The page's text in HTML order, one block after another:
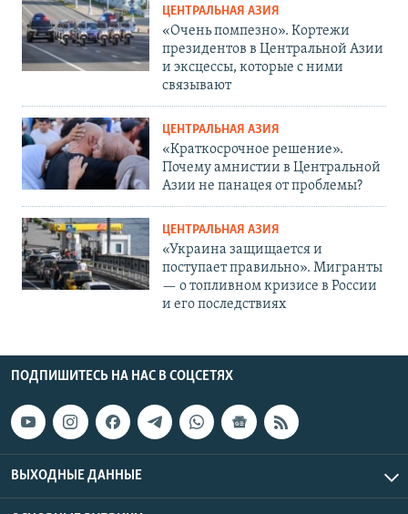
ЦЕНТРАЛЬНАЯ АЗИЯ
«Очень помпезно». Кортежи
президентов в Центральной Азии
и эксцессы, которые с ними
связывают
ЦЕНТРАЛЬНАЯ АЗИЯ
«Краткосрочное решение».
Почему амнистии в Центральной
Азии не панацея от проблемы?
ЦЕНТРАЛЬНАЯ АЗИЯ
«Украина защищается и
поступает правильно». Мигранты
— о топливном кризисе в России
и его последствиях
ПОДПИШИТЕСЬ НА НАС В СОЦСЕТЯХ
ВЫХОДНЫЕ ДАННЫЕ